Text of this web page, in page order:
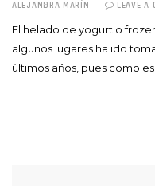
ALEJANDRA MARÍN LEAVE A
El helado de yogurt o
algunos lugares ha ido
últimos años, pues como